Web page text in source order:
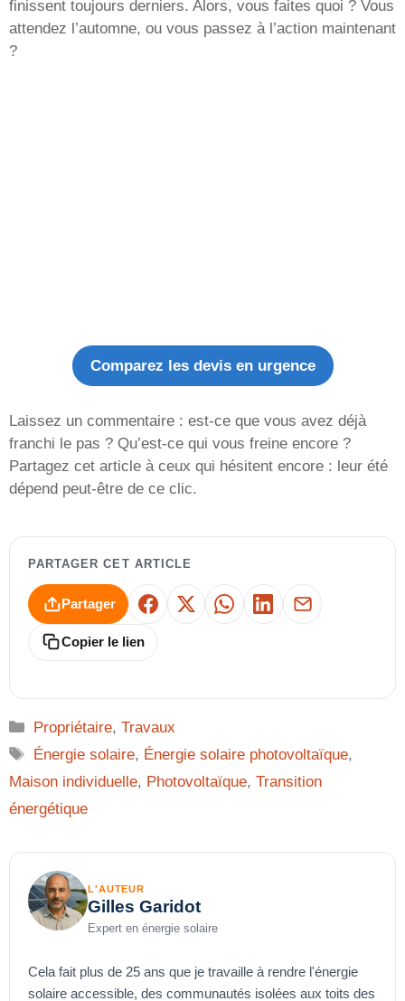
finissent toujours derniers. Alors, vous faites quoi ? Vous
attendez l’automne, ou vous passez à l’action maintenant
?
Comparez les devis en urgence
Laissez un commentaire : est-ce que vous avez déjà
franchi le pas ? Qu’est-ce qui vous freine encore ?
Partagez cet article à ceux qui hésitent encore : leur été
dépend peut-être de ce clic.
PARTAGER CET ARTICLE
Partager Facebook
X WhatsAppLinkedInE-mail
Copier le lien
Catégories
Propriétaire,Travaux
Étiquettes
Énergie solaire, Énergie solaire photovoltaïque,
Maison individuelle, Photovoltaïque, Transition
énergétique
L'AUTEUR
Gilles Garidot
Expert en énergie solaire
Cela fait plus de 25 ans que je travaille à rendre l'énergie
solaire accessible, des communautés isolées aux toits des